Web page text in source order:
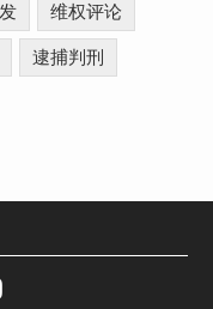
维权评论
逮捕判刑